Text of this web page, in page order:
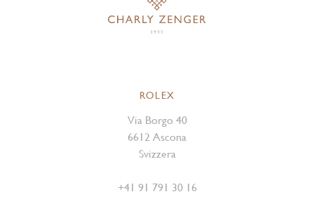
ROLEX
Via Borgo 40
6612 Ascona
Svizzera
+41 91 791 30 16